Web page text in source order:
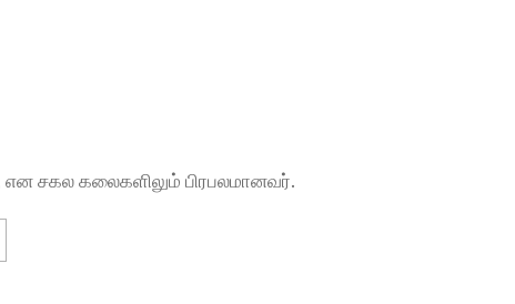
என சகல கலைகளிலும் பிரபலமானவர்.